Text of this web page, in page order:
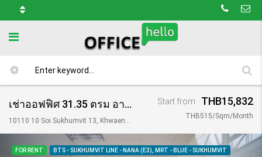
เช่าออฟฟิศ 31.35 ตรม อาคาร เดอะ เทรนดี้/ The Trendy Building
10110 10 Soi Sukhumvit 13, Khwaeng Khlong Toei Nuea, Khet Watthana, Krung Thep Maha Nakhon 10110, Thailand
Start from THB15,832
THB515/Sqm/Month
FOR RENT BTS - SUKHUMVIT LINE - NANA (E3), MRT - BLUE - SUKHUMVIT